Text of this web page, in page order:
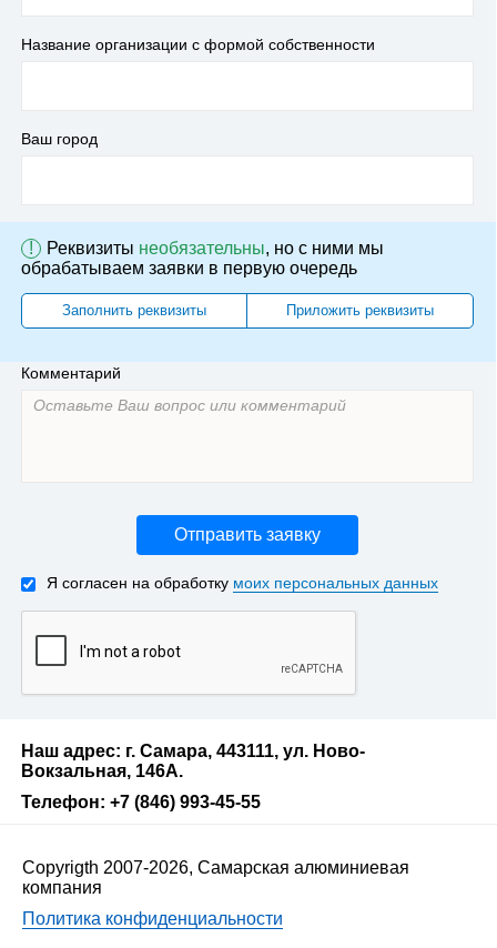
Название организации с формой собственности
Ваш город
! Реквизиты необязательны, но с ними мы
обрабатываем заявки в первую очередь
Заполнить реквизиты Приложить реквизиты
Комментарий
Отправить заявку
Я согласен на обработку моих персональных данных
Наш адрес: г. Самара, 443111, ул. Ново-
Вокзальная, 146А.
Телефон: +7 (846) 993-45-55
Copyrigth 2007-2026, Самарская алюминиевая
компания
Политика конфиденциальности